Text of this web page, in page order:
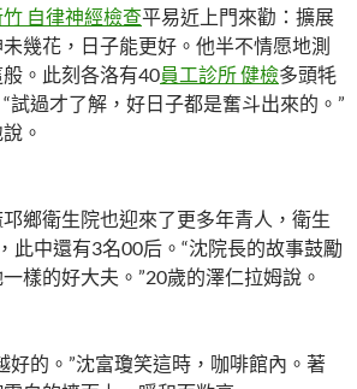
自律神經檢查平易近上門來勸：擴展
幾花，日子能更好。他半不情愿地測
。此刻各洛有40員工診所 健檢多頭牦
試過才了解，好日子都是奮斗出來的。”
。
鄉衛生院也迎來了更多年青人，衛生
此中還有3名00后。“沈院長的故事鼓勵
樣的好大夫。”20歲的澤仁拉姆說。
好的。”沈富瓊笑這時，咖啡館內。著